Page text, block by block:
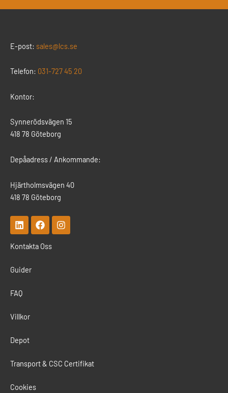
E-post: sales@lcs.se
Telefon: 031-727 45 20
Kontor:
Synnerödsvägen 15
418 78 Göteborg
Depåadress / Ankommande:
Hjärtholmsvägen 40
418 78 Göteborg
L
i
k
d
i
F
a
e
I
n
Kontakta Oss
Guider
FAQ
Villkor
Depot
Transport & CSC Certifikat
Cookies